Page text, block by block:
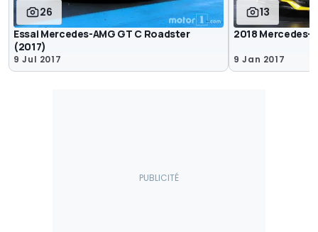
26
Essai Mercedes-AMG GT C Roadster
(2017)
9 Jul 2017
13
2018 Mercedes-
9 Jan 2017